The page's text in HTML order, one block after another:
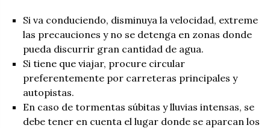
Si va conduciendo, disminuya la velocidad, extreme
las precauciones y no se detenga en zonas donde
pueda discurrir gran cantidad de agua.
Si tiene que viajar, procure circular
preferentemente por carreteras principales y
autopistas.
En caso de tormentas súbitas y lluvias intensas, se
debe tener en cuenta el lugar donde se aparcan los